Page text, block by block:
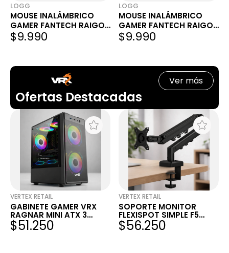
LOGG
MOUSE INALÁMBRICO
GAMER FANTECH RAIGOR
III WG12RS RECARGABLE
SILENCIOSO 2K DPI 6
$9.990
LOGG
MOUSE INALÁMBRICO
GAMER FANTECH RAIGOR
III WG12RS RECARGABLE
SILENCIOSO 2K DPI 6
$9.990
Ofertas Destacadas
Ver más
VERTEX RETAIL
GABINETE GAMER VRX
RAGNAR MINI ATX 3
COOLER RGB SIN FUENTE
$51.250
VERTEX RETAIL
SOPORTE MONITOR
FLEXISPOT SIMPLE F5
NEGRO
$56.250